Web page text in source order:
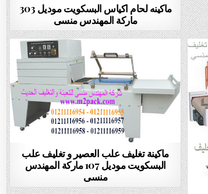
ماكينه لحام اكياس البسكويت موديل 303
ماركة المهندس منسى
ماكينة تغليف علب العصير و تغليف علب
البسكويت موديل 107 ماركة المهندس
منسى